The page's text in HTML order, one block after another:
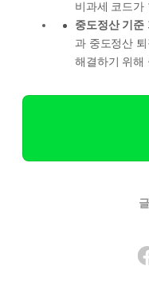
비과세 코드가
중도정산 기준
과 중도정산
해결하기 위해